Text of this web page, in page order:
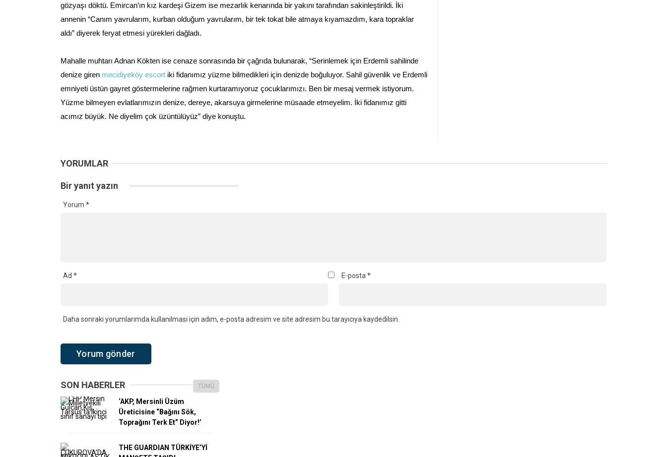
gözyaşı döktü. Emircan’ın kız kardeşi Gizem ise mezarlık kenarında bir yakını tarafından sakinleştirildi. İki
annenin “Canım yavrularım, kurban olduğum yavrularım, bir tek tokat bile atmaya kıyamazdım, kara topraklar
aldı” diyerek feryat etmesi yürekleri dağladı.
Mahalle muhtarı Adnan Kökten ise cenaze sonrasında bir çağrıda bulunarak, “Serinlemek için Erdemli sahilinde
denize giren mecidiyeköy escort iki fidanımız yüzme bilmedikleri için denizde boğuluyor. Sahil güvenlik ve Erdemli
emniyeti üstün gayret göstermelerine rağmen kurtaramıyoruz çocuklarımızı. Ben bir mesaj vermek istiyorum.
Yüzme bilmeyen evlatlarımızın denize, dereye, akarsuya girmelerine müsaade etmeyelim. İki fidanımız gitti
acımız büyük. Ne diyelim çok üzüntülüyüz” diye konuştu.
YORUMLAR
Bir yanıt yazın
Yorum *
Ad * E-posta *
Daha sonraki yorumlarımda kullanılması için adım, e-posta adresim ve site adresim bu tarayıcıya kaydedilsin.
SON HABERLER TÜMÜ
‘AKP, Mersinli Üzüm
Üreticisine “Bağını Sök,
Toprağını Terk Et” Diyor!’
THE GUARDIAN TÜRKİYE’Yİ